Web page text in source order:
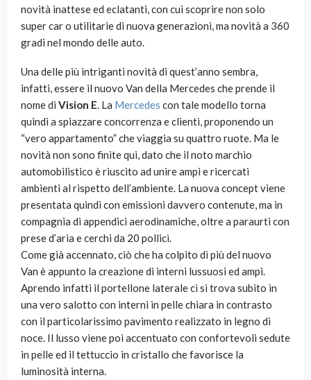
novità inattese ed eclatanti, con cui scoprire non solo
super car o utilitarie di nuova generazioni, ma novità a 360
gradi nel mondo delle auto.
Una delle più intriganti novità di quest’anno sembra,
infatti, essere il nuovo Van della Mercedes che prende il
nome di Vision E. La Mercedes con tale modello torna
quindi a spiazzare concorrenza e clienti, proponendo un
“vero appartamento” che viaggia su quattro ruote. Ma le
novità non sono finite qui, dato che il noto marchio
automobilistico è riuscito ad unire ampi e ricercati
ambienti al rispetto dell’ambiente. La nuova concept viene
presentata quindi con emissioni davvero contenute, ma in
compagnia di appendici aerodinamiche, oltre a paraurti con
prese d’aria e cerchi da 20 pollici.
Come già accennato, ciò che ha colpito di più del nuovo
Van è appunto la creazione di interni lussuosi ed ampi.
Aprendo infatti il portellone laterale ci si trova subito in
una vero salotto con interni in pelle chiara in contrasto
con il particolarissimo pavimento realizzato in legno di
noce. Il lusso viene poi accentuato con confortevoli sedute
in pelle ed il tettuccio in cristallo che favorisce la
luminosità interna.